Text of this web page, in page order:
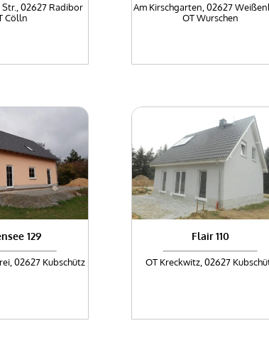
02627 Radibor
Cölln
Am Kirschgarten, 02627
OT Wurschen
129
02627 Kubschütz
Flair 110
OT Kreckwitz, 02627